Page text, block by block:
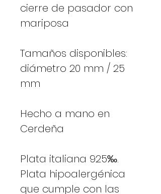
cierre de pasador con
mariposa
Tamaños disponibles:
diámetro 20 mm / 25
mm
Hecho a mano en
Cerdeña
Plata italiana 925‰.
Plata hipoalergénica
que cumple con las